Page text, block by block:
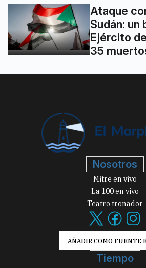
Ataque
Sudán: un
Ejército
35
Nosotros
Mitre en vivo
La 100 en vivo
Teatro tronador
AÑADIR COMO FUENTE
Tiempo